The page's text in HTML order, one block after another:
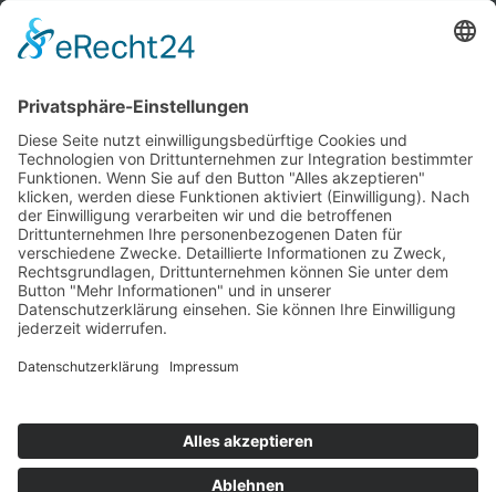
Ihr Warenkorb ist leer.
Historische Technik Culitzsch e.V.
Hauptstr. 59 A
08112 Wilkau-Haßlau‎
HTC-Hotline: 0172 3762509